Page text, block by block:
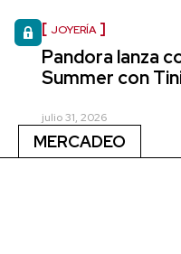
JOYERÍA
Pandora lanza
Summer con
julio 31, 2026
MERCADEO